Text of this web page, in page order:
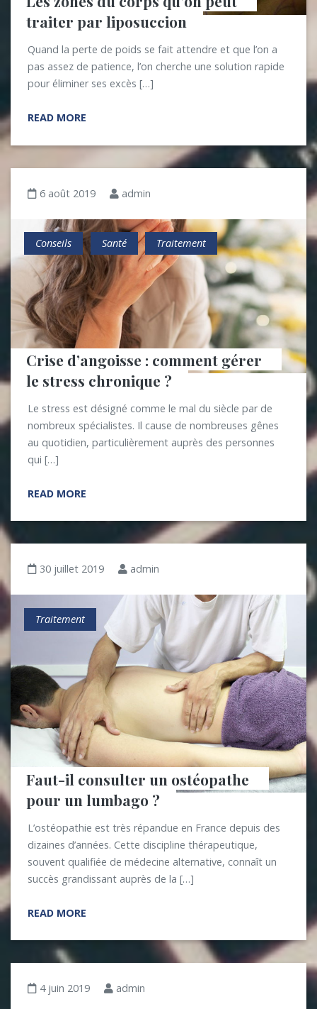
traiter par liposuccion
Quand la perte de poids se fait attendre et que l’on a
pas assez de patience, l’on cherche une solution rapide
pour éliminer ses excès […]
READ MORE
6 août 2019 admin
Conseils Santé Traitement
Crise d’angoisse : comment gérer
le stress chronique ?
Le stress est désigné comme le mal du siècle par de
nombreux spécialistes. Il cause de nombreuses gênes
au quotidien, particulièrement auprès des personnes
qui […]
READ MORE
30 juillet 2019 admin
Traitement
Faut-il consulter un ostéopathe
pour un lumbago ?
L’ostéopathie est très répandue en France depuis des
dizaines d’années. Cette discipline thérapeutique,
souvent qualifiée de médecine alternative, connaît un
succès grandissant auprès de la […]
READ MORE
4 juin 2019 admin